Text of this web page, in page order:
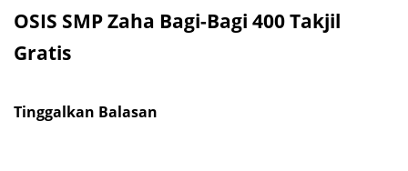
OSIS SMP Zaha Bagi-Bagi 400 Takjil
Gratis
Tinggalkan Balasan